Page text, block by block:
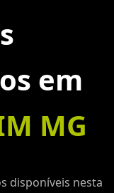
em
MG
disponíveis nesta